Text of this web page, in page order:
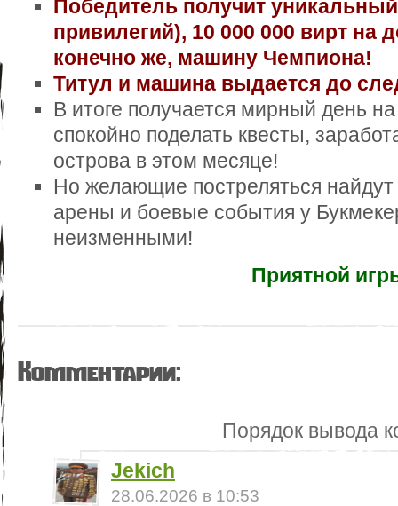
Победитель получит
привилегий), 10 000 000 вирт на
конечно же, машину Чемпиона!
Титул и машина выдается до
В итоге получается мирный день
спокойно поделать квесты,
острова в этом месяце!
Но желающие постреляться найдут
арены и боевые события у
неизменными!
Приятной
Комментарии:
Порядок вывода
Jekich
28.06.2026 в 10:53